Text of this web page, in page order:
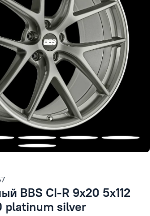
BBS CI-R 9x20 5x112
platinum silver